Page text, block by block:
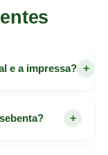
e a impressa? +
ser impresso+